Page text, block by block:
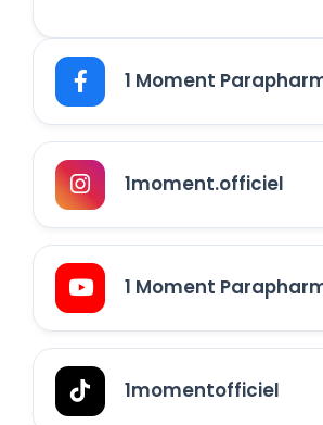
1 Moment
1moment.officiel
1 Moment
1momentofficiel